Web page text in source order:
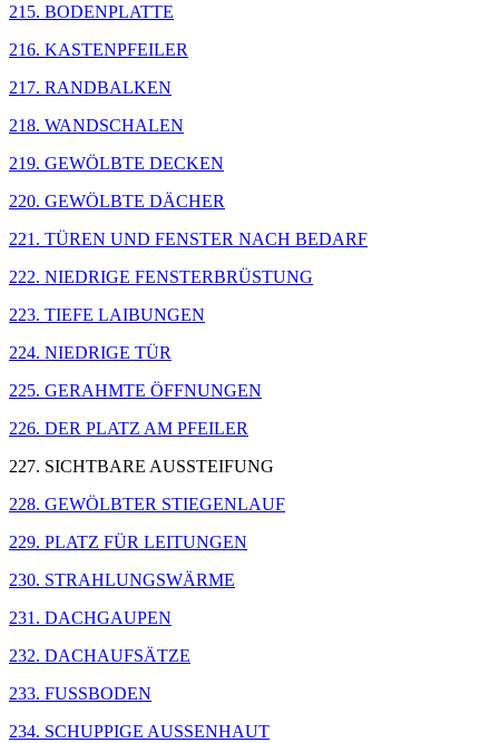
215. BODENPLATTE
216. KASTENPFEILER
217. RANDBALKEN
218. WANDSCHALEN
219. GEWÖLBTE DECKEN
220. GEWÖLBTE DÄCHER
221. TÜREN UND FENSTER NACH BEDARF
222. NIEDRIGE FENSTERBRÜSTUNG
223. TIEFE LAIBUNGEN
224. NIEDRIGE TÜR
225. GERAHMTE ÖFFNUNGEN
226. DER PLATZ AM PFEILER
227. SICHTBARE AUSSTEIFUNG
228. GEWÖLBTER STIEGENLAUF
229. PLATZ FÜR LEITUNGEN
230. STRAHLUNGSWÄRME
231. DACHGAUPEN
232. DACHAUFSÄTZE
233. FUSSBODEN
234. SCHUPPIGE AUSSENHAUT